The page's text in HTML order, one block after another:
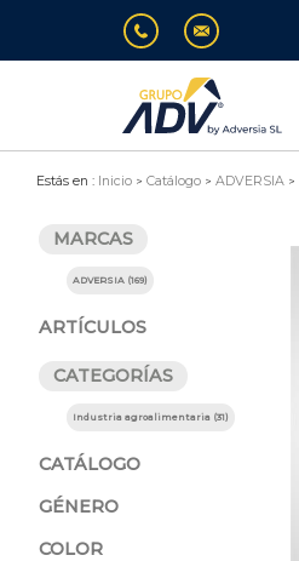
Estás en : Inicio Catálogo ADVERSIA
MARCAS
ADVERSIA (169)
ARTÍCULOS
CATEGORÍAS
Industria agroalimentaria (31)
CATÁLOGO
GÉNERO
COLOR